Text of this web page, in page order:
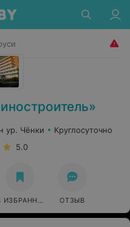
ур. Чёнки
Круглосуточно
5.0
ИЗБРАННОЕ ОТЗЫВ